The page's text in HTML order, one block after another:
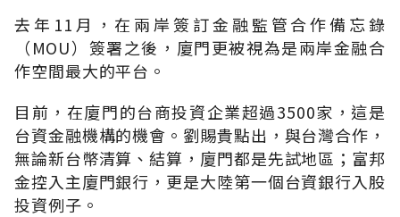
去年11月，在兩岸簽訂金融監管合作備忘錄
（MOU）簽署之後，廈門更被視為是兩岸金融合
作空間最大的平台。
目前，在廈門的台商投資企業超過3500家，這是
台資金融機構的機會。劉賜貴點出，與台灣合作，
無論新台幣清算、結算，廈門都是先試地區；富邦
金控入主廈門銀行，更是大陸第一個台資銀行入股
投資例子。